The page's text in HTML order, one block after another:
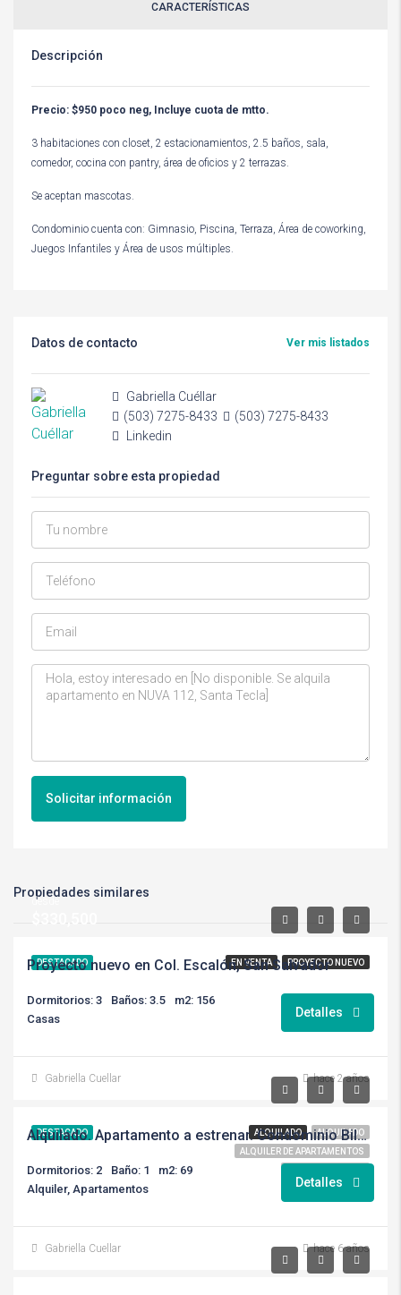
CARACTERÍSTICAS
Descripción
Precio: $950 poco neg, Incluye cuota de mtto.
3 habitaciones con closet, 2 estacionamientos, 2.5 baños, sala,
comedor, cocina con pantry, área de oficios y 2 terrazas.
Se aceptan mascotas.
Condominio cuenta con: Gimnasio, Piscina, Terraza, Área de coworking,
Juegos Infantiles y Área de usos múltiples.
Datos de contacto Ver mis listados
Gabriella Cuéllar
(503) 7275-8433
(503) 7275-8433
Linkedin
Preguntar sobre esta propiedad
Solicitar información
Propiedades similares
DESTACADO EN VENTA PROYECTO NUEVO
desde
$330,500
Proyecto nuevo en Col. Escalón, San Salvador
Dormitorios: 3 Baños: 3.5
m2: 156
Casas
Detalles
Gabriella Cuellar hace 2 años
DESTACADO ALQUILADO
ALQUILADO
ALQUILER DE APARTAMENTOS
Alquilado. Apartamento a estrenar. Condominio Bilbao Escalón
Dormitorios: 2 Baño: 1
m2: 69
Alquiler, Apartamentos
Detalles
Gabriella Cuellar hace 6 años